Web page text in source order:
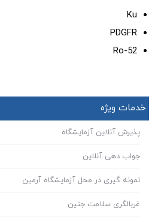
Ku
PDGFR
Ro-52
خدمات ویژه
پذیرش آنلاین آزمایشگاه
جواب دهی آنلاین
نمونه گیری در محل آزمایشگاه آرمین
غربالگری سلامت جنین